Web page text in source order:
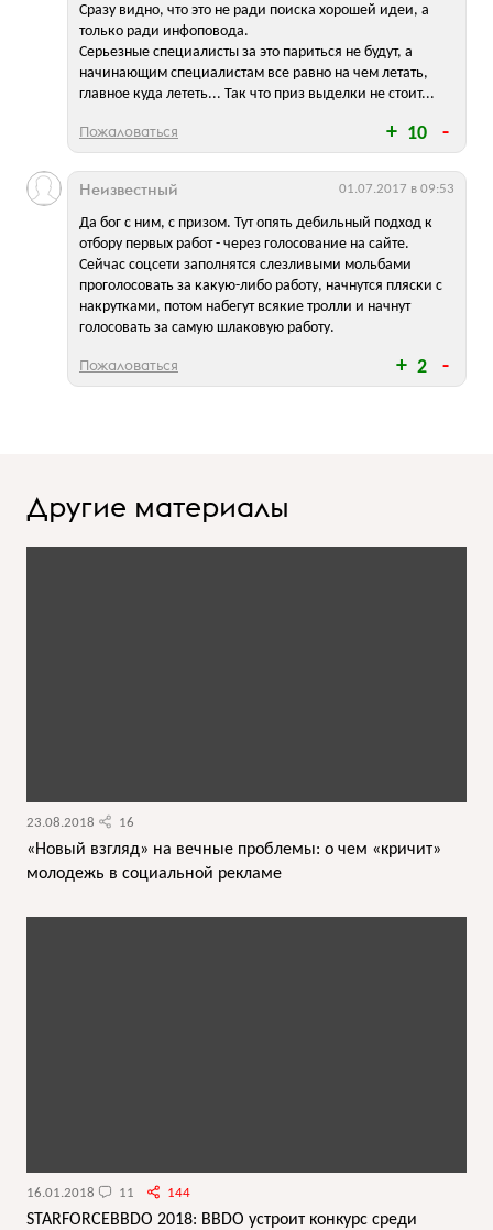
10
Сразу видно, что это не ради поиска хорошей идеи, а
только ради инфоповода.
Серьезные специалисты за это париться не будут, а
начинающим специалистам все равно на чем летать,
главное куда лететь... Так что приз выделки не стоит...
Пожаловаться
2
Да бог с ним, с призом. Тут опять дебильный подход к
отбору первых работ - через голосование на сайте.
Сейчас соцсети заполнятся слезливыми мольбами
проголосовать за какую-либо работу, начнутся пляски с
накрутками, потом набегут всякие тролли и начнут
голосовать за самую шлаковую работу.
Неизвестный 01.07.2017 в 09:53
Пожаловаться
Другие материалы
23.08.2018 16
«Новый взгляд» на вечные проблемы: о чем «кричит»
молодежь в социальной рекламе
16.01.2018 11 144
STARFORCEBBDO 2018: BBDO устроит конкурс среди